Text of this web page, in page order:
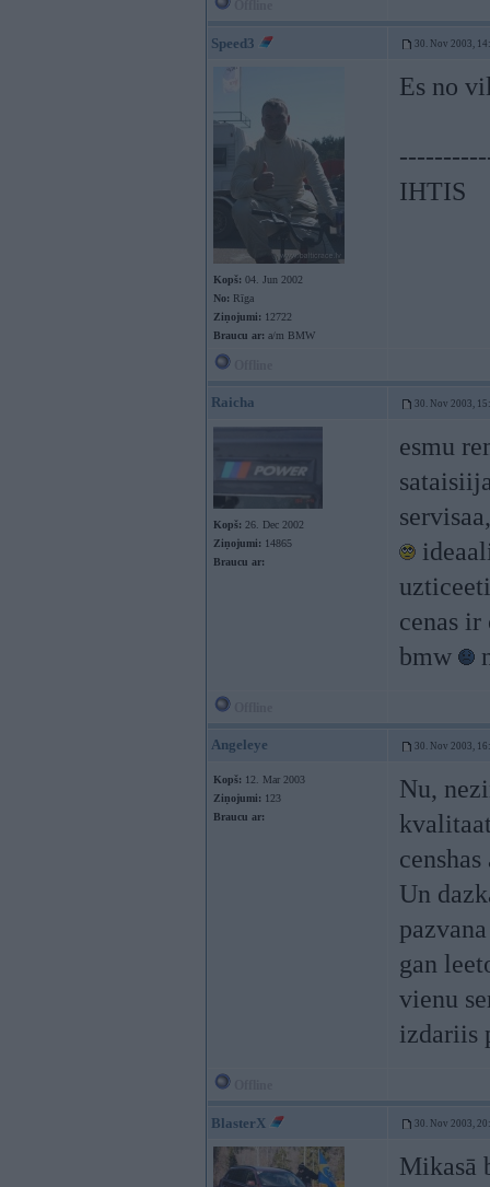
Speed3 30. Nov 2003,
Kopš: 04. Jun 2002
No: Rīga
Ziņojumi: 12722
Braucu ar: a/m BMW
Es no
IHTIS
Raicha 30. Nov 2003,
Kopš: 26. Dec 2002
Ziņojumi: 14865
Braucu ar:
esmu
cenas
bmw
Angeleye 30. Nov 2003,
Kopš: 12. Mar 2003
Ziņojumi: 123
Braucu ar:
Nu,
Un
gan
vienu
izdariis
BlasterX 30. Nov 2003,
Mikasā